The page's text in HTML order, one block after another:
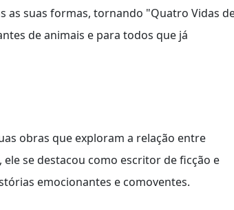
as suas formas, tornando "Quatro Vidas
de animais e para todos que já
obras que exploram a relação entre
se destacou como escritor de ficção e
emocionantes e comoventes.